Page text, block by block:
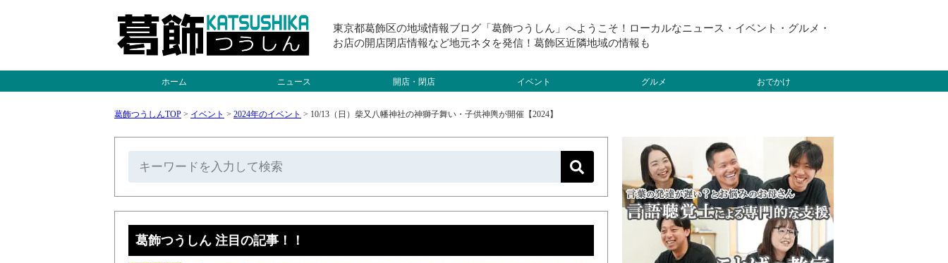
東京都葛飾区の地域情報ブログ「葛飾つうしん」へようこそ！ローカルなニュース・イベント・グルメ・
お店の開店閉店情報など地元ネタを発信！葛飾区近隣地域の情報も
ホーム ニュース 開店・閉店 イベント グルメ おでかけ
葛飾つうしんTOP > イベント > 2024年のイベント > 10/13（日）柴又八幡神社の神獅子舞い・子供神輿が開催【2024】
葛飾つうしん 注目の記事！！